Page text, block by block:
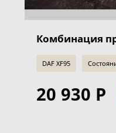
Комбинация
DAF XF95
20 930 Р